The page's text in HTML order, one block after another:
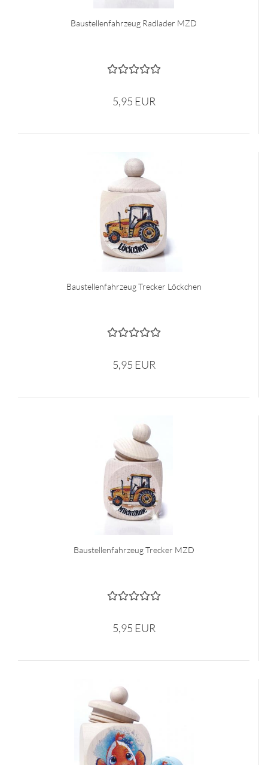
Baustellenfahrzeug Radlader MZD
5,95 EUR
Baustellenfahrzeug Trecker Löckchen
5,95 EUR
Baustellenfahrzeug Trecker MZD
5,95 EUR